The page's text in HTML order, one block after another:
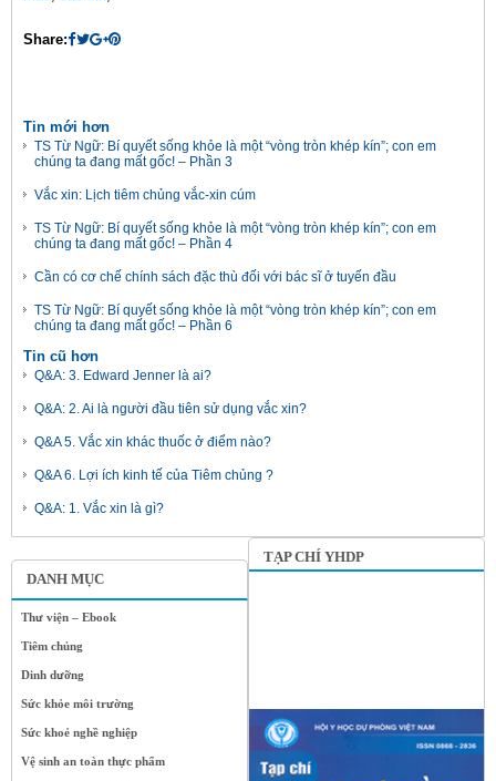
DANH MỤC
Thư viện – Ebook
Tiêm chủng
Dinh dưỡng
Sức khỏe môi trường
Sức khoẻ nghề nghiệp
Vệ sinh an toàn thực phẩm
Share:
Tin mới hơn
TS Từ Ngữ: Bí quyết sống khỏe là một “vòng tròn khép kín”; con em
chúng ta đang mất gốc! – Phần 3
Vắc xin: Lịch tiêm chủng vắc-xin cúm
TS Từ Ngữ: Bí quyết sống khỏe là một “vòng tròn khép kín”; con em
chúng ta đang mất gốc! – Phần 4
Cần có cơ chế chính sách đặc thù đối với bác sĩ ở tuyến đầu
TS Từ Ngữ: Bí quyết sống khỏe là một “vòng tròn khép kín”; con em
chúng ta đang mất gốc! – Phần 6
Tin cũ hơn
Q&A: 3. Edward Jenner là ai?
Q&A: 2. Ai là người đầu tiên sử dụng vắc xin?
Q&A 5. Vắc xin khác thuốc ở điểm nào?
Q&A 6. Lợi ích kinh tế của Tiêm chủng ?
Q&A: 1. Vắc xin là gì?
TẠP CHÍ YHDP